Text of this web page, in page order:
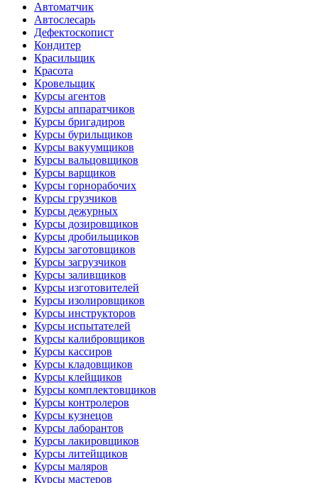
Автоматчик
Автослесарь
Дефектоскопист
Кондитер
Красильщик
Красота
Кровельщик
Курсы агентов
Курсы аппаратчиков
Курсы бригадиров
Курсы бурильщиков
Курсы вакуумщиков
Курсы вальцовщиков
Курсы варщиков
Курсы горнорабочих
Курсы грузчиков
Курсы дежурных
Курсы дозировщиков
Курсы дробильщиков
Курсы заготовщиков
Курсы загрузчиков
Курсы заливщиков
Курсы изготовителей
Курсы изолировщиков
Курсы инструкторов
Курсы испытателей
Курсы калибровщиков
Курсы кассиров
Курсы кладовщиков
Курсы клейщиков
Курсы комплектовщиков
Курсы контролеров
Курсы кузнецов
Курсы лаборантов
Курсы лакировщиков
Курсы литейщиков
Курсы маляров
Курсы мастеров